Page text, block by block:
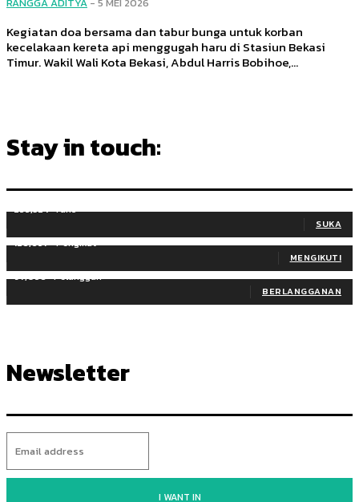
Kegiatan doa bersama dan tabur bunga untuk korban
kecelakaan kereta api menggugah haru di Stasiun Bekasi
Timur. Wakil Wali Kota Bekasi, Abdul Harris Bobihoe,...
Stay in touch:
255,324 Fans
SUKA
128,657 Pengikut
MENGIKUTI
97,058 Pelanggan
BERLANGGANAN
Newsletter
I WANT IN